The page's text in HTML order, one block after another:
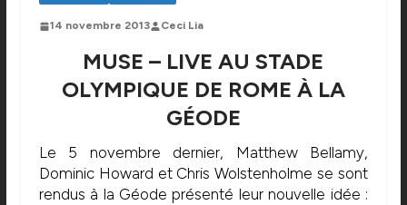
14 novembre 2013 Ceci Lia
MUSE – LIVE AU STADE
OLYMPIQUE DE ROME À LA
GÉODE
Le 5 novembre dernier, Matthew Bellamy,
Dominic Howard et Chris Wolstenholme se sont
rendus à la Géode présenté leur nouvelle idée :